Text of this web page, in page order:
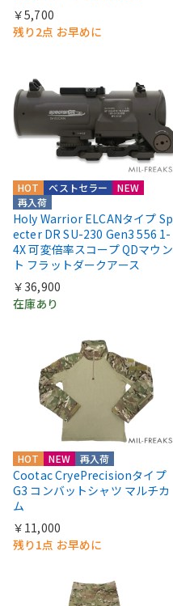
￥5,700
残り2点 お早めに
HOT
NEW
再入荷
ベストセラー
Holy Warrior ELCANタイプ Sp
ecter DR SU-230 Gen3 556 1-
4X 可変倍率スコープ QDマウン
ト フラットダークアース
￥36,900
在庫あり
HOT NEW 再入荷
Cootac CryePrecisionタイプ
G3 コンバットシャツ マルチカ
ム
￥11,000
残り1点 お早めに